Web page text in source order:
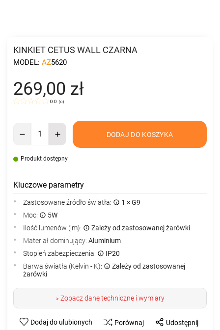
KINKIET CETUS WALL CZARNA
MODEL: AZ5620
269,00 zł
0.0 (0)
DODAJ DO KOSZYKA
Produkt dostępny
Kluczowe parametry
Zastosowane źródło światła:
1 × G9
Moc:
5W
Ilość lumenów (lm):
Zależy od zastosowanej żarówki
Materiał dominujący: Aluminium
Stopień zabezpieczenia:
IP20
Barwa światła (Kelvin - K):
Zależy od zastosowanej
żarówki
>Zobacz dane techniczne i wymiary
Dodaj do ulubionych Porównaj Udostępnij